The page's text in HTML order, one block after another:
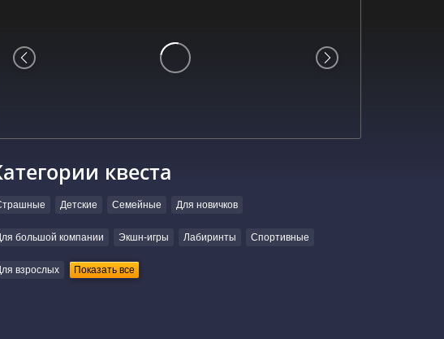
квеста
Детские Семейные Для новичков
большой компании Экшн-игры Лабиринты Спортивные
взрослых Показать все